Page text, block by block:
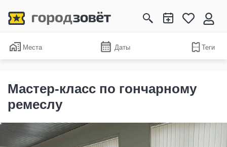
Места Даты Теги
Мастер-класс по гончарному
ремеслу